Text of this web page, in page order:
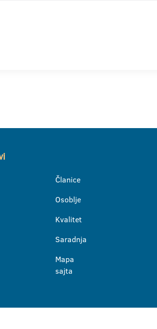
Članice
Osoblje
Kvalitet
Saradnja
Mapa
sajta